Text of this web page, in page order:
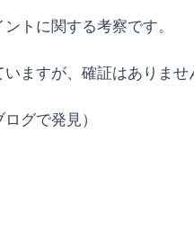
トに関する考察です。
ますが、確証はありませ
グで発見）